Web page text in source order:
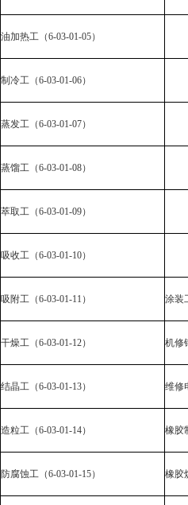
油加热工（6-03-01-05）
制冷工（6-03-01-06）
蒸发工（6-03-01-07）
蒸馏工（6-03-01-08）
萃取工（6-03-01-09）
吸收工（6-03-01-10）
吸附工（6-03-01-11 ） 涂装
干燥工（6-03-01-12） 机修
结晶工（6-03-01-13） 维修
造粒工（6-03-01-14） 橡胶
防腐蚀工（6-03-01-15） 橡胶